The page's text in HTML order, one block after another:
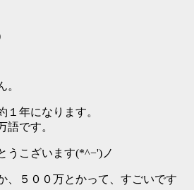
。
１年になります。
語です。
うこざいます(*^−')ノ
、５００万とかって、すごいです